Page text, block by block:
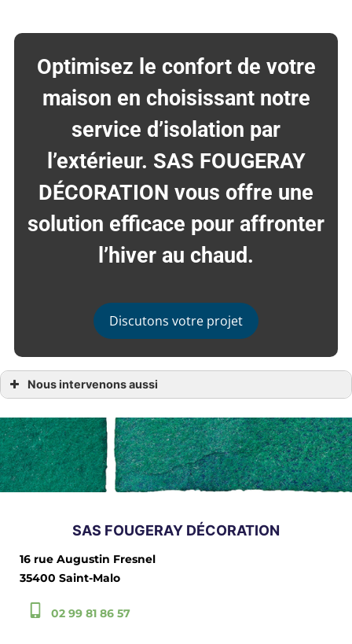
Optimisez le confort de votre
maison en choisissant notre
service d’isolation par
l’extérieur. SAS FOUGERAY
DÉCORATION vous offre une
solution efficace pour affronter
l’hiver au chaud.
Discutons votre projet
Nous intervenons aussi
Isolation par lexterieur Saint Briac sur Mer
Isolation par lexterieur Saint Lunaire
Isolation par lexterieur Cancale
Isolation par lexterieur Dinan
Isolation par lexterieur Dol de Bretagne
Isolation par lexterieur La Richardais
SAS FOUGERAY DÉCORATION
16 rue Augustin Fresnel
35400 Saint-Malo
02 99 81 86 57